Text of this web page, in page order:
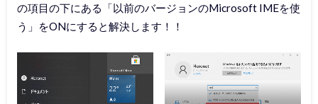
の項目の下にある「以前のバージョンのMicrosoft IMEを使
う」をONにすると解決します！！